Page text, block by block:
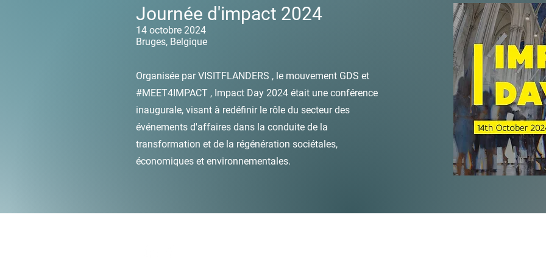
Journée d'impact 2024
14 octobre 2024
Bruges, Belgique
Organisée parVISITFLANDERS , le mouvement GDS et
#MEET4IMPACT , Impact Day 2024 était une conférence
inaugurale, visant à redéfinir le rôle du secteur des
événements d'affaires dans la conduite de la
transformation et de la régénération sociétales,
économiques et environnementales.